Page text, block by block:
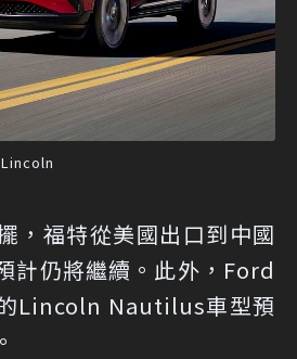
，福特從美國出口到中國
計仍將繼續。此外，Ford
Lincoln Nautilus車型預